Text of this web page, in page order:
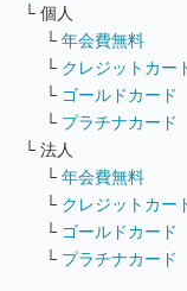
└ 個人
└ 年会費無料
└ クレジットカー
└ ゴールドカード
└ プラチナカード
└ 法人
└ 年会費無料
└ クレジットカー
└ ゴールドカード
└ プラチナカード